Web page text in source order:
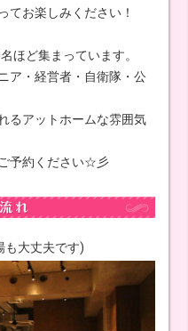
てお楽しみください！
ほど集まっています。
ア・経営者・自衛隊・公
るアットホームな雰囲気
予約ください☆彡
大丈夫です)